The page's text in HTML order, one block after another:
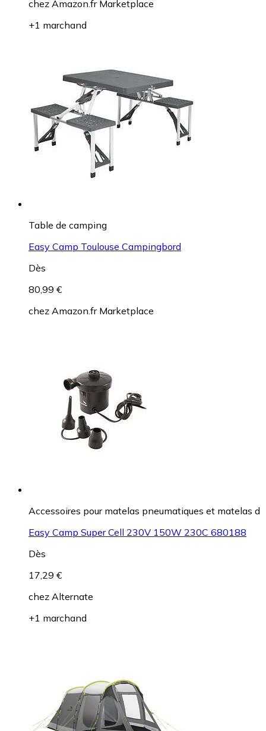
chez Amazon.fr Marketplace
+1 marchand
Table de camping
Easy Camp Toulouse Campingbord
Dès
80,99 €
chez Amazon.fr Marketplace
Accessoires pour matelas pneumatiques et matelas d
Easy Camp Super Cell 230V 150W 230C 680188
Dès
17,29 €
chez Alternate
+1 marchand